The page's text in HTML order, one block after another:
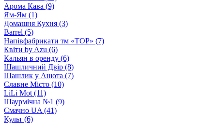
Арома Кава (9)
Ям-Ям (1)
Домашня Кухня (3)
Barrel (5)
Напівфабрикати тм «ТОР» (7)
Квіти by Azu (6)
Кальян в оренду (6)
Шашличний Двір (8)
Шашлик у Ашота (7)
Славне Місто (10)
LiLi Mot (11)
Шаурмічна №1 (9)
Смачно UA (41)
Культ (6)